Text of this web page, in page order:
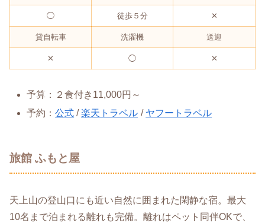
◯ 徒歩５分 ✕
貸自転車 洗濯機 送迎
✕ ◯ ✕
予算：２食付き11,000円～
予約：公式 /楽天トラベル / ヤフートラベル
旅館 ふもと屋
天上山の登山口にも近い自然に囲まれた閑静な宿。最大
10名まで泊まれる離れも完備。離れはペット同伴OKで、